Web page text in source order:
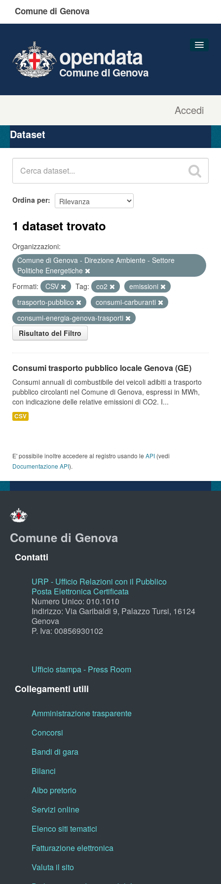
Comune di Genova
Accedi
opendata
Comune di Genova
Organizzazioni
Gruppi
Dataset
Ordina per
1 dataset trovato
Organizzazioni:
Comune di Genova - Direzione Ambiente - Settore
Politiche Energetiche
Formati:
CSV Tag: co2
emissioni
trasporto-pubblico
consumi-carburanti
consumi-energia-genova-trasporti
Risultato del Filtro
Consumi trasporto pubblico locale Genova (GE)
Consumi annuali di combustibile dei veicoli adibiti a trasporto
pubblico circolanti nel Comune di Genova, espressi in MWh,
con indicazione delle relative emissioni di CO2. I...
CSV
E' possibile inoltre accedere al registro usando le API (vedi
Documentazione API).
Comune di Genova
Contatti
URP - Ufficio Relazioni con il Pubblico
Posta Elettronica Certificata
Numero Unico: 010.1010
Indirizzo: Via Garibaldi 9, Palazzo Tursi, 16124
Genova
P. Iva: 00856930102
Ufficio stampa - Press Room
Collegamenti utili
Amministrazione trasparente
Concorsi
Bandi di gara
Bilanci
Albo pretorio
Servizi online
Elenco siti tematici
Fatturazione elettronica
Valuta il sito